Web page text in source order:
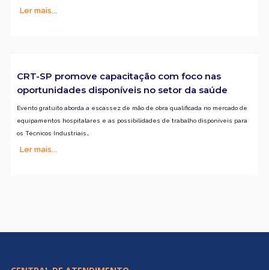
Ler mais...
CRT-SP promove capacitação com foco nas
oportunidades disponíveis no setor da saúde
Evento gratuito aborda a escassez de mão de obra qualificada no mercado de
equipamentos hospitalares e as possibilidades de trabalho disponíveis para
os Técnicos Industriais…
Ler mais...